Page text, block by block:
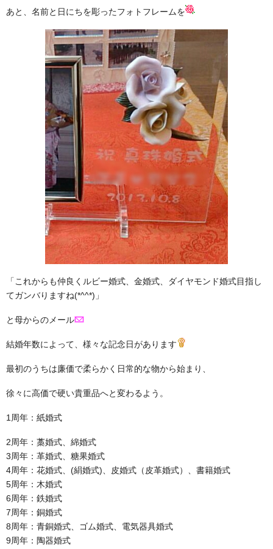
あと、名前と日にちを彫ったフォトフレームを
「これからも仲良くルビー婚式、金婚式、ダイヤモンド婚式目指し
てガンバりますね(*^^*)」
と母からのメール
結婚年数によって、様々な記念日があります
最初のうちは廉価で柔らかく日常的な物から始まり、
徐々に高価で硬い貴重品へと変わるよう。
1周年：紙婚式
2周年：藁婚式、綿婚式
3周年：革婚式、糖果婚式
4周年：花婚式、(絹婚式)、皮婚式（皮革婚式）、書籍婚式
5周年：木婚式
6周年：鉄婚式
7周年：銅婚式
8周年：青銅婚式、ゴム婚式、電気器具婚式
9周年：陶器婚式